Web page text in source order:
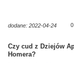
dodane: 2022-04-24 0
Czy cud z Dziejów
Homera?